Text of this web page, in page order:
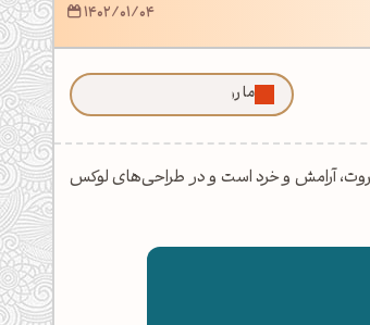
1402/01/04
ما رو توی گوگل بیشتر ببین!
نماد ثروت، آرامش و خرد است و در طراحی‌های لوکس